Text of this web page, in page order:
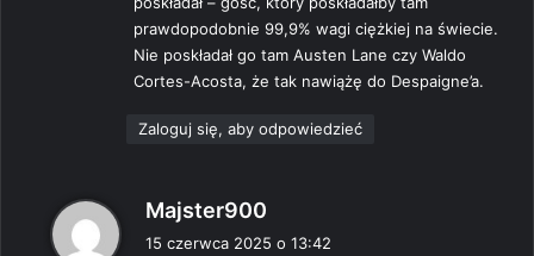
prawdopodobnie 99,9% wagi ciężkiej na świecie.
Nie poskładał go tam Austen Lane czy Waldo
Cortes-Acosta, że tak nawiążę do Despaigne’a.
Zaloguj się, aby odpowiedzieć
Majster900
i
15 czerwca 2025 o 13:42